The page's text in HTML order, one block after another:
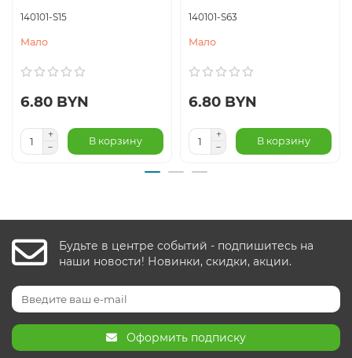
140101-S15
Мало
6.80 BYN
В корзину
140101-S63
Мало
6.80 BYN
В корзину
Будьте в центре событий - подпишитесь на
наши новости! Новинки, скидки, акции.
Оформить подписку